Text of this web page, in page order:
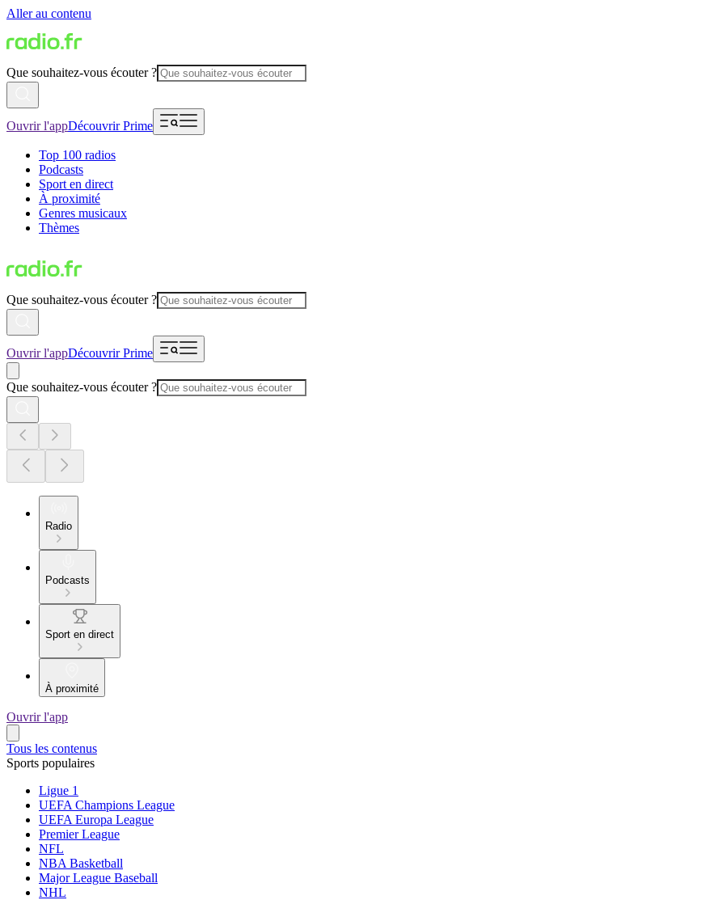
Aller au contenu
Que souhaitez-vous écouter ?
Ouvrir l'appDécouvrir Prime
Top 100 radios
Podcasts
Sport en direct
À proximité
Genres musicaux
Thèmes
Que souhaitez-vous écouter ?
Ouvrir l'appDécouvrir Prime
Que souhaitez-vous écouter ?
Radio
Podcasts
Sport en direct
À proximité
Ouvrir l'app
Tous les contenus
Sports populaires
Ligue 1
UEFA Champions League
UEFA Europa League
Premier League
NFL
NBA Basketball
Major League Baseball
NHL